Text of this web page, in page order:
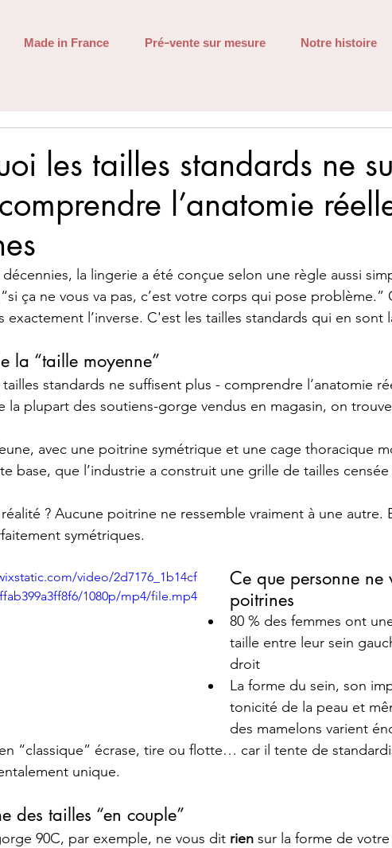
Made in France Pré-vente sur mesure Notre histoire
les tailles standards ne
l’anatomie
la lingerie a été conçue selon une règle aussi
ça ne vous va pas, c’est votre corps qui pose problème.”
exactement l’inverse. C'est les tailles standards qui en sont
la “taille moyenne”
standards ne suffisent plus - comprendre l’anatomie
la plupart des soutiens-gorge vendus en magasin, on
avec une poitrine symétrique et une cage thoracique
base, que l’industrie a construit une grille de tailles
? Aucune poitrine ne ressemble vraiment à une autre.
symétriques.
video/2d7176_1b14cf
1080p/mp4/file.mp4
Ce que personne ne
poitrines
80 % des femmes ont
taille entre leur sein
droit
La forme du sein, son
tonicité de la peau et
des mamelons varient
“classique” écrase, tire ou flotte… car il tente de
unique.
des tailles “en couple”
90C, par exemple, ne vous dit rien sur la forme de